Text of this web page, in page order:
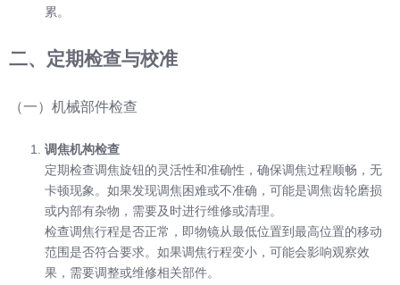
累。
二、定期检查与校准
（一）机械部件检查
调焦机构检查
定期检查调焦旋钮的灵活性和准确性，确保调焦过程顺畅，无
卡顿现象。如果发现调焦困难或不准确，可能是调焦齿轮磨损
或内部有杂物，需要及时进行维修或清理。
检查调焦行程是否正常，即物镜从最低位置到最高位置的移动
范围是否符合要求。如果调焦行程变小，可能会影响观察效
果，需要调整或维修相关部件。